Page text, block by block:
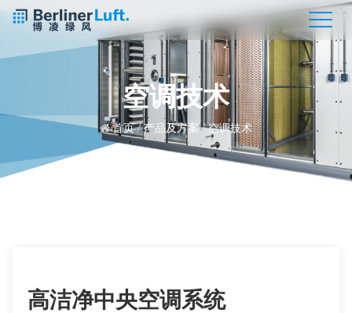
空调技术
首页/产品及方案/空调技术
高洁净中央空调系统